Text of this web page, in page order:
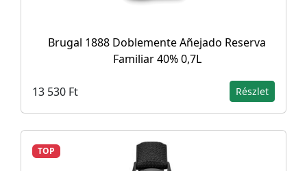
Brugal 1888 Doblemente Añejado Reserva
Familiar 40% 0,7L
13 530 Ft Részlet
TOP